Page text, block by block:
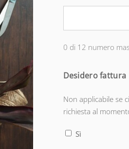
AAAA
0 di 12 numero
Desidero fattura
Non applicabile se
richiesta al
Sì